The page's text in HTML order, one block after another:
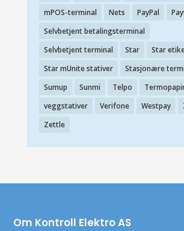
mPOS-terminal
Nets PayPal
Selvbetjent betalingsterminal
Selvbetjent terminal
Star
Star
Star mUnite stativer
Stasjonære
Sumup
Sunmi Telpo
veggstativer
Verifone Westpay
Zettle
Om Kontroll Elektro AS